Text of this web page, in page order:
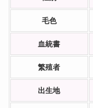
毛色
血統書
繁殖者
出生地